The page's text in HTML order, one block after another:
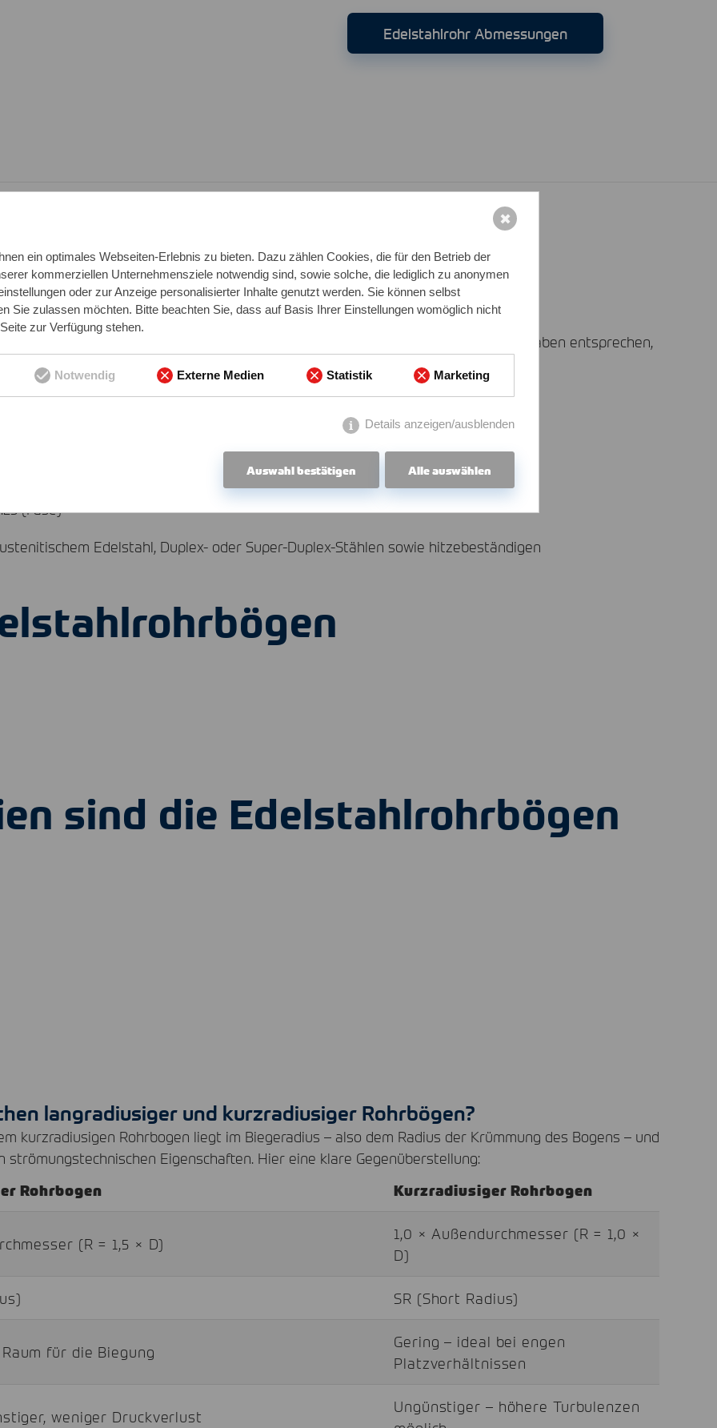
Edelstahlrohr Abmessungen
– DIN 2609 und mehr
die den gängigen internationalen Normen und und technischen Vorgaben entsprechen,
(Fase)
Edelstahl, Duplex- oder Super-Duplex-Stählen sowie hitzebeständigen
sind die Edelstahlrohrbögen
langradiusiger und kurzradiusiger Rohrbögen?
kurzradiusigen Rohrbogen liegt im Biegeradius – also dem Radius der Krümmung des Bogens – und
Eigenschaften. Hier eine klare Gegenüberstellung:
Rohrbogen Kurzradiusiger Rohrbogen
(R = 1,5 × D)
1,0 × Außendurchmesser (R = 1,0 ×
D)
SR (Short Radius)
für die Biegung
Gering – ideal bei engen
Platzverhältnissen
weniger Druckverlust
Ungünstiger – höhere Turbulenzen
ein optimales Webseiten-Erlebnis zu bieten. Dazu zählen Cookies, die für den Betrieb der
kommerziellen Unternehmensziele notwendig sind, sowie solche, die lediglich zu anonymen
oder zur Anzeige personalisierter Inhalte genutzt werden. Sie können selbst
Sie zulassen möchten. Bitte beachten Sie, dass auf Basis Ihrer Einstellungen womöglich nicht
zur Verfügung stehen.
Notwendig Externe Medien Statistik Marketing
Details anzeigen/ausblenden
Auswahl bestätigen Alle auswählen
✖